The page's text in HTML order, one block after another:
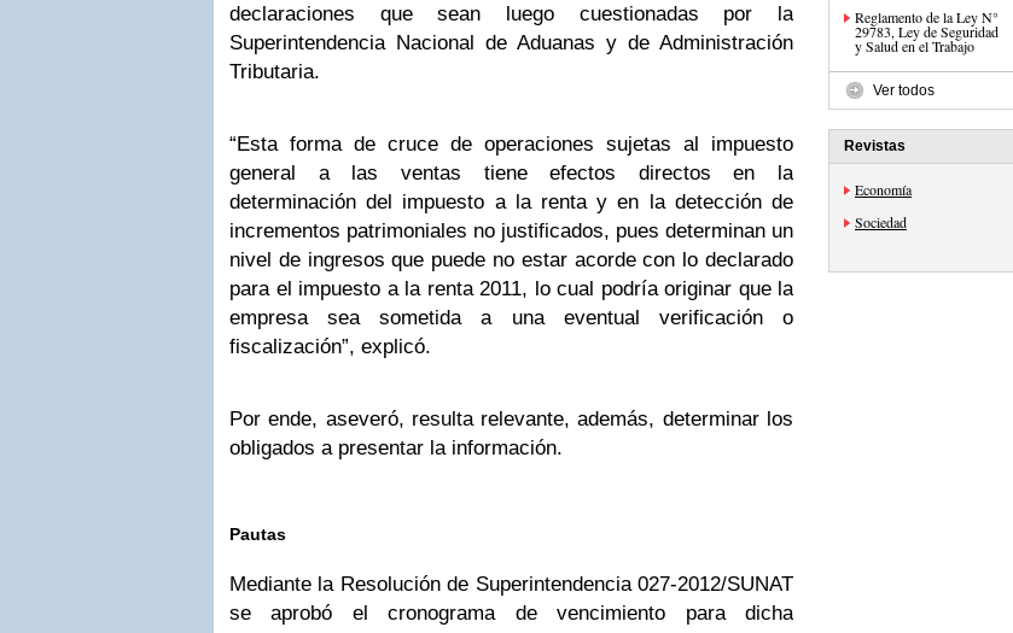
declaraciones que sean luego cuestionadas por la
Superintendencia Nacional de Aduanas y de Administración
Tributaria.
“Esta forma de cruce de operaciones sujetas al impuesto
general a las ventas tiene efectos directos en la
determinación del impuesto a la renta y en la detección de
incrementos patrimoniales no justificados, pues determinan un
nivel de ingresos que puede no estar acorde con lo declarado
para el impuesto a la renta 2011, lo cual podría originar que la
empresa sea sometida a una eventual verificación o
fiscalización”, explicó.
Por ende, aseveró, resulta relevante, además, determinar los
obligados a presentar la información.
Pautas
Mediante la Resolución de Superintendencia 027-2012/SUNAT
se aprobó el cronograma de vencimiento para dicha
Reglamento de la Ley N°
29783, Ley de Seguridad
y Salud en el Trabajo
Ver todos
Revistas
Economía
Sociedad